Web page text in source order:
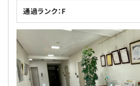
通過ランク：F